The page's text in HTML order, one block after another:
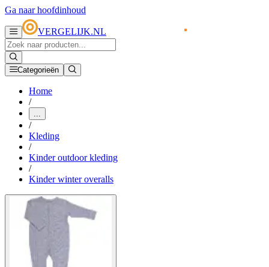
Ga naar hoofdinhoud
VERGELIJK.NL
Categorieën
Home
/
...
/
Kleding
/
Kinder outdoor kleding
/
Kinder winter overalls